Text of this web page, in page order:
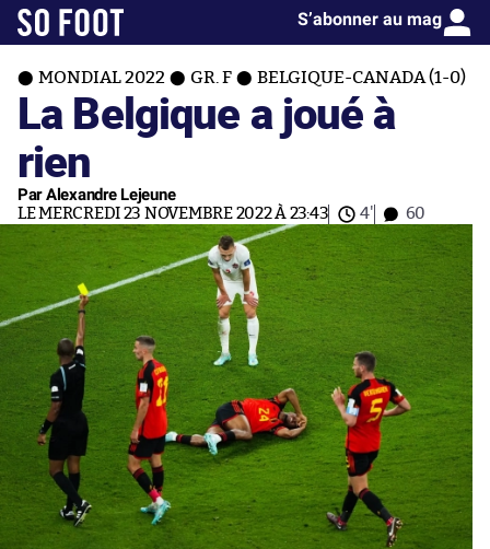
S’abonner au mag
MONDIAL 2022 GR. F BELGIQUE-CANADA (1-0)
La Belgique a joué à
rien
Par Alexandre Lejeune
LE MERCREDI 23 NOVEMBRE 2022 À 23:43 4' 60